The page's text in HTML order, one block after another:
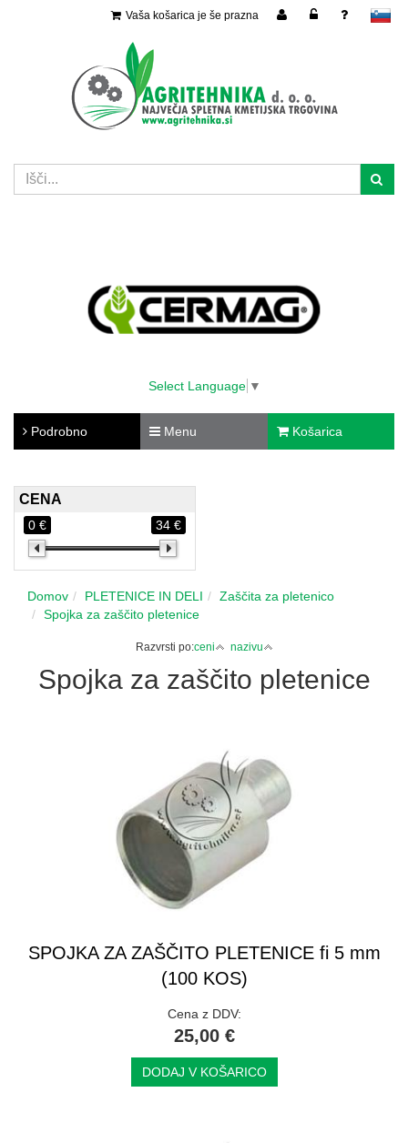
slovensko
Vaša košarica je še prazna
Select Language ▼
Podrobno Menu Košarica
CENA
0 € 34 €
Domov PLETENICE IN DELI
Zaščita za pletenico
Spojka za zaščito pletenice
Razvrsti po:ceni nazivu
Spojka za zaščito pletenice
SPOJKA ZA ZAŠČITO PLETENICE fi 5 mm
(100 KOS)
Cena z DDV:
25,00 €
DODAJ V KOŠARICO